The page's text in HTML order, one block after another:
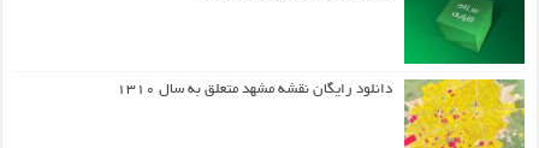
دانلود رایگان نقشه مشهد متعلق به سال ۱۳۱۰